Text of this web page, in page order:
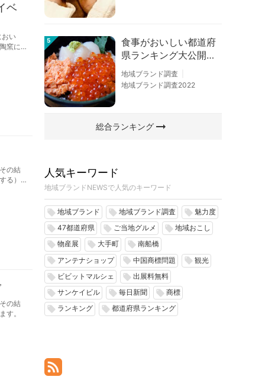
ベ
おい
窯に
の結
る）
の結
す。
5
食事がおいしい都道府
県ランキング大公開！
１位は北海道、３位は
大阪府、２位は〇〇
地域ブランド調査
地域ブランド調査2022
総合ランキングarrow_right_alt
人気キーワード
地域ブランドNEWSで人気のキーワード
local_offer 地域ブランド local_offer 地域ブランド調査 local_offer 魅力度
local_offer 47都道府県 local_offer ご当地グルメ local_offer 地域おこし
local_offer 物産展 local_offer 大手町 local_offer 南船橋
local_offer アンテナショップ local_offer 中国商標問題 local_offer 観光
local_offer ビビットマルシェ local_offer 出展料無料
local_offer サンケイビル local_offer 毎日新聞 local_offer 商標
local_offer ランキング local_offer 都道府県ランキング